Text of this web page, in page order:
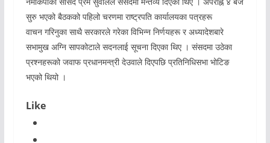
सुरु भएको बैठकको पहिलो चरणमा राष्ट्रपति कार्यालयका पत्रहरू
वाचन गरिनुका साथै सरकारले गरेका विभिन्न निर्णयहरू र अध्यादेशबारे
सभामुख अग्नि सापकोटाले सदनलाई सूचना दिएका थिए । संसदमा उठेका
प्रश्नहरूको जवाफ प्रधानमन्त्री देउवाले दिएपछि प्रतिनिधिसभा भोटिङ
भएको थियो ।
Like